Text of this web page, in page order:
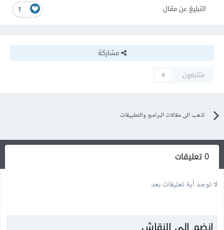
1 التبليغ عن مقال
مشاركة
متابعون
0
اذهب الى مقالات البرامج والتطبيقات
0 تعليقات
لا توجد أية تعليقات بعد